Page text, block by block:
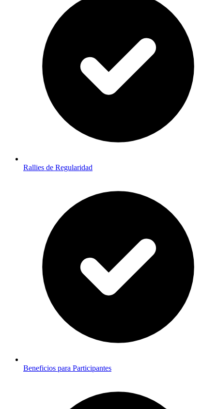
Rallies de Regularidad
Beneficios para Participantes